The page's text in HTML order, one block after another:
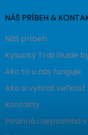
NÁŠ PRÍBEH &
Náš príbeh
Kysucký Trail Guide
Ako to u nás funguje
Ako si vybrať veľkosť
Kontakty
Povinná i nepovinná